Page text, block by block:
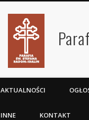
AKTUALNOŚCI
INNE KONTAKT